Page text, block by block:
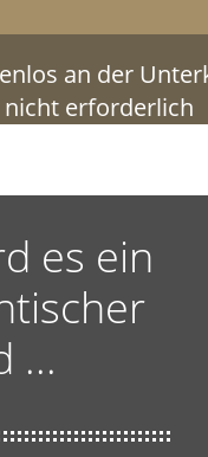
an der
nicht erforderlich
es ein
...